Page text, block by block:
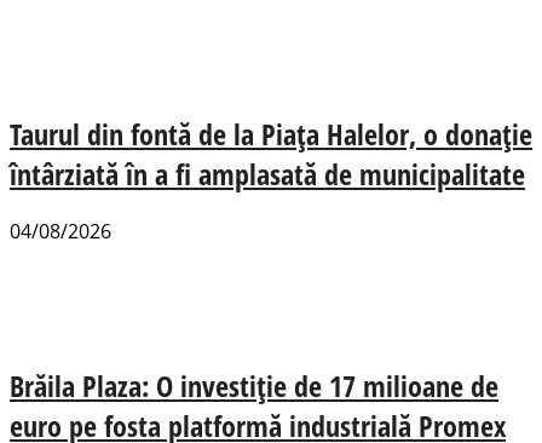
Taurul din fontă de la Piața Halelor, o donație
întârziată în a fi amplasată de municipalitate
04/08/2026
Brăila Plaza: O investiție de 17 milioane de
euro pe fosta platformă industrială Promex